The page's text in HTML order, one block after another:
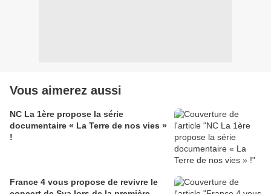
Vous aimerez aussi
NC La 1ère propose la série
documentaire « La Terre de nos vies »
!
France 4 vous propose de revivre le